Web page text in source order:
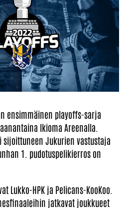
ensimmäinen playoffs-sarja
Ikioma Areenalla.
sijoittuneen Jukurien vastustaja
1. pudotuspelikierros on
Lukko-HPK ja Pelicans-KooKoo.
jatkavat joukkueet